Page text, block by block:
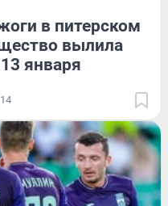
в питерском
вылила
января
14